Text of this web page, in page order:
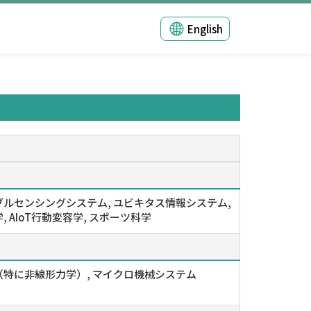
English
センシングシステム, ユビキタス情報システム,
AIoT行動変容学, スポーツ科学
に非線形力学）, マイクロ機械システム